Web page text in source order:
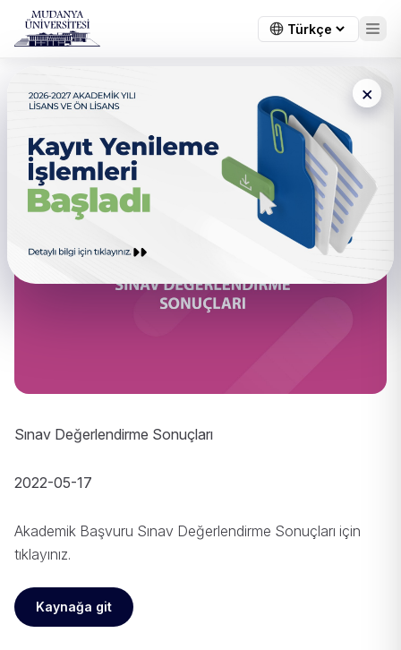
×
← Tüm duyurular
Sınav Değerlendirme Sonuçları
Sınav Değerlendirme Sonuçları
2022-05-17
Akademik Başvuru Sınav Değerlendirme Sonuçları için
tıklayınız.
Kaynağa git